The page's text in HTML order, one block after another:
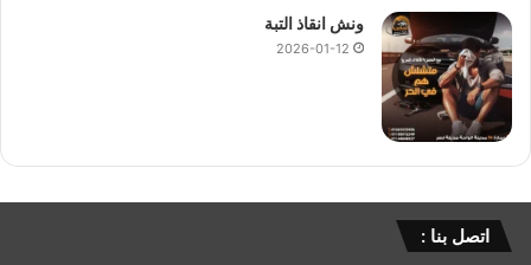
ونش انقاذ التبة
2026-01-12
اتصل بنا :